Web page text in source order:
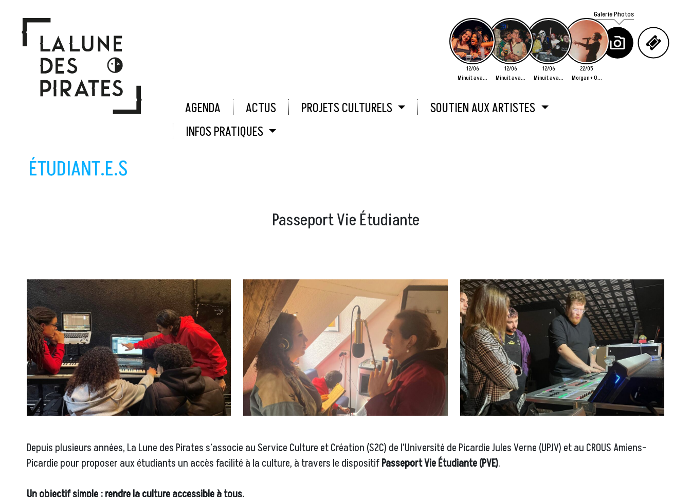
12/06
Minuit ava...
12/06
Minuit ava...
12/06
Minuit ava...
22/05
Morgan + O...
Galerie Photos
AGENDA ACTUS PROJETS CULTURELS
SOUTIEN AUX ARTISTES
INFOS PRATIQUES
ÉTUDIANT.E.S
Passeport Vie Étudiante
Depuis plusieurs années, La Lune des Pirates s’associe au Service Culture et Création (S2C) de l’Université de Picardie Jules Verne (UPJV) et au CROUS Amiens-
Picardie pour proposer aux étudiants un accès facilité à la culture, à travers le dispositifPasseport Vie Étudiante (PVE).